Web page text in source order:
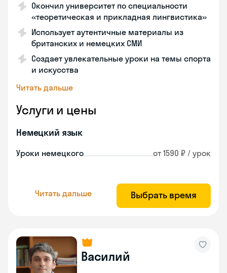
Окончил университет по специальности
«теоретическая и прикладная лингвистика»
Использует аутентичные материалы из
британских и немецких СМИ
Создает увлекательные уроки на темы спорта
и искусства
Читать дальше
Услуги и цены
Немецкий язык
Уроки немецкого от 1590 ₽ / урок
Читать дальше Выбрать время
Василий